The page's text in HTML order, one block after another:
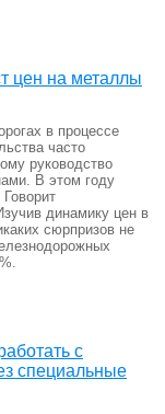
цен на металлы
в процессе
часто
руководство
В этом году
динамику цен в
сюрпризов не
с
специальные